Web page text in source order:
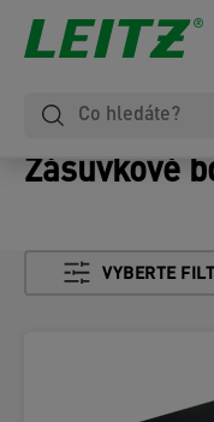
Zásuvkové
VYBERTE